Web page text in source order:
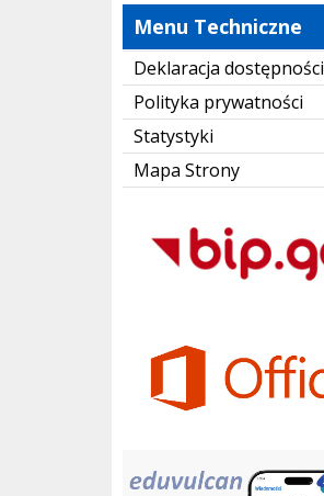
Menu Techniczne
Deklaracja dostępności
Polityka prywatności
Statystyki
Mapa Strony